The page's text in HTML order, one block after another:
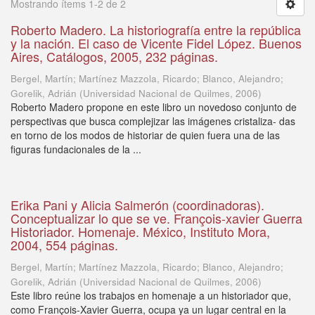
Mostrando ítems 1-2 de 2
Roberto Madero. La historiografía entre la república
y la nación. El caso de Vicente Fidel López. Buenos
Aires, Catálogos, 2005, 232 páginas.
Bergel, Martín; Martínez Mazzola, Ricardo; Blanco, Alejandro;
Gorelik, Adrián (Universidad Nacional de Quilmes, 2006)
Roberto Madero propone en este libro un novedoso conjunto de
perspectivas que busca complejizar las imágenes cristaliza- das
en torno de los modos de historiar de quien fuera una de las
figuras fundacionales de la ...
Erika Pani y Alicia Salmerón (coordinadoras).
Conceptualizar lo que se ve. François-xavier Guerra
Historiador. Homenaje. México, Instituto Mora,
2004, 554 páginas.
Bergel, Martín; Martínez Mazzola, Ricardo; Blanco, Alejandro;
Gorelik, Adrián (Universidad Nacional de Quilmes, 2006)
Este libro reúne los trabajos en homenaje a un historiador que,
como François-Xavier Guerra, ocupa ya un lugar central en la